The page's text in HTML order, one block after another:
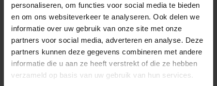
personaliseren, om functies voor social media te bieden
en om ons websiteverkeer te analyseren. Ook delen we
informatie over uw gebruik van onze site met onze
partners voor social media, adverteren en analyse. Deze
partners kunnen deze gegevens combineren met andere
informatie die u aan ze heeft verstrekt of die ze hebben
verzameld op basis van uw gebruik van hun services.
Cooking & Agriculture